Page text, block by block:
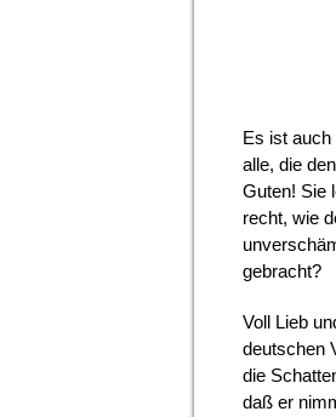
Es ist auch
alle, die
Guten! Sie
recht, wie
gebracht?
Voll Lieb
deutschen
die
daß er